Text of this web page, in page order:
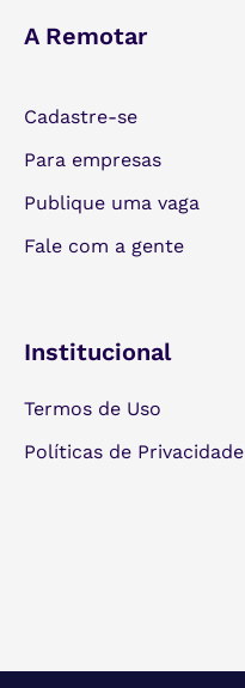
A Remotar
Cadastre-se
Para empresas
Publique uma vaga
Fale com a gente
Institucional
Termos de Uso
Políticas de Privacidade